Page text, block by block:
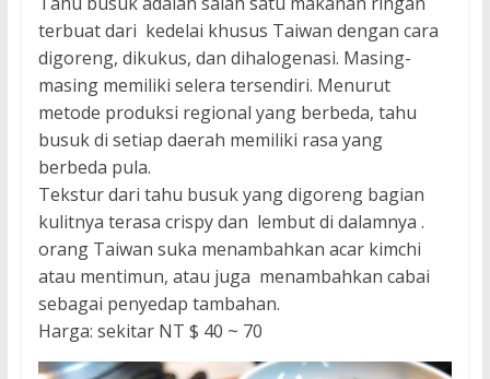
terbuat dari kedelai khusus Taiwan dengan cara
digoreng, dikukus, dan dihalogenasi. Masing-
masing memiliki selera tersendiri. Menurut
metode produksi regional yang berbeda, tahu
busuk di setiap daerah memiliki rasa yang
berbeda pula.
Tekstur dari tahu busuk yang digoreng bagian
kulitnya terasa crispy dan lembut di dalamnya .
orang Taiwan suka menambahkan acar kimchi
atau mentimun, atau juga menambahkan cabai
sebagai penyedap tambahan.
Harga: sekitar NT $ 40 ~ 70